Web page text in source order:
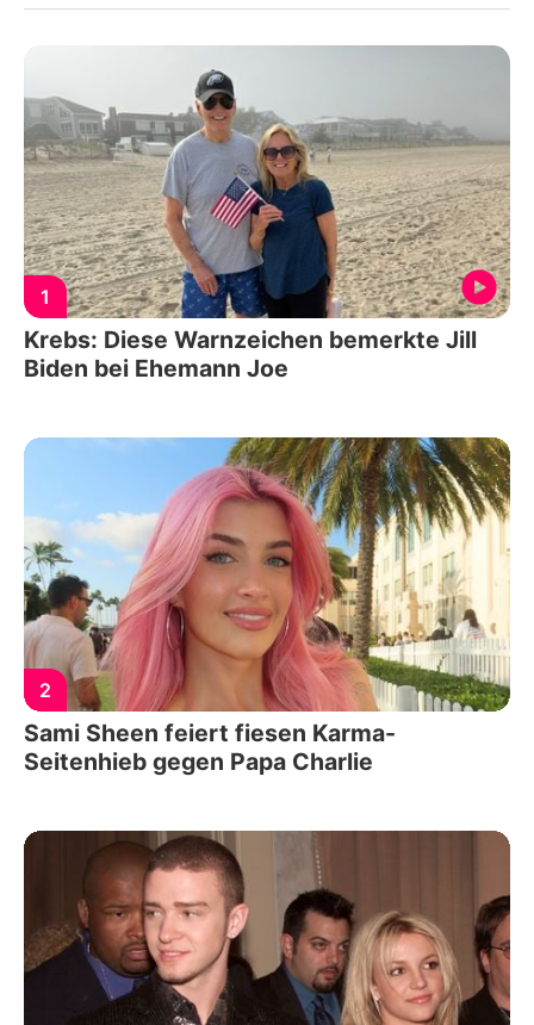
1
Krebs: Diese Warnzeichen bemerkte Jill
Biden bei Ehemann Joe
2
Sami Sheen feiert fiesen Karma-
Seitenhieb gegen Papa Charlie